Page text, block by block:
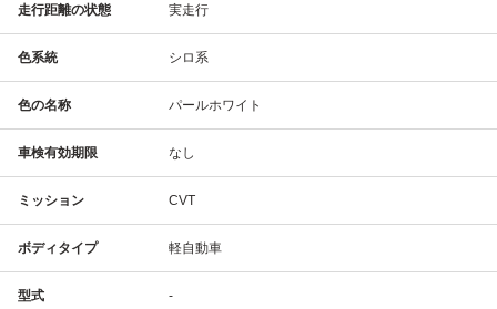
走行距離の状態 実走行
色系統 シロ系
色の名称 パールホワイト
車検有効期限 なし
ミッション CVT
ボディタイプ 軽自動車
型式 -